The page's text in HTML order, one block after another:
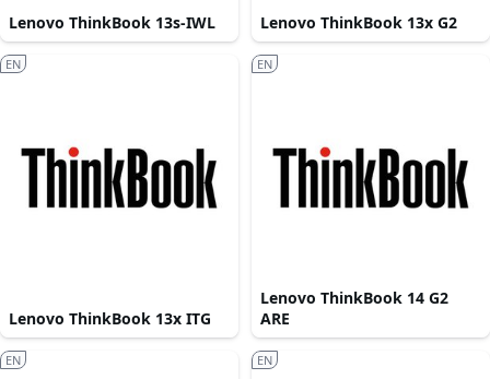
Lenovo ThinkBook 13s-IWL Lenovo ThinkBook 13x G2
Lenovo ThinkBook 13x ITG
EN
Lenovo ThinkBook 14 G2
ARE
EN
EN EN